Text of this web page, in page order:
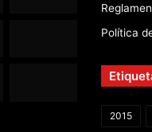
Política
2015